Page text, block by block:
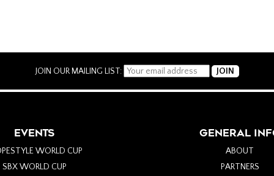
JOIN OUR MAILING LIST:
EVENTS
WORLD CUP
SBX WORLD CUP
GENERAL
ABOUT
PARTNERS